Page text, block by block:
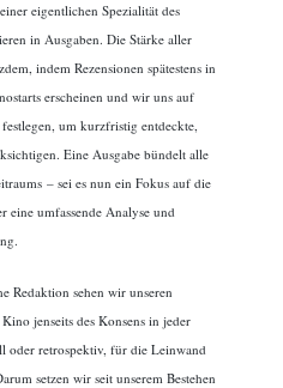
eigentlichen Spezialität des
in Ausgaben. Die Stärke aller
indem Rezensionen spätestens in
erscheinen und wir uns auf
um kurzfristig entdeckte,
Eine Ausgabe bündelt alle
– sei es nun ein Fokus auf die
eine umfassende Analyse und
Redaktion sehen wir unseren
jenseits des Konsens in jeder
oder retrospektiv, für die Leinwand
setzen wir seit unserem Bestehen